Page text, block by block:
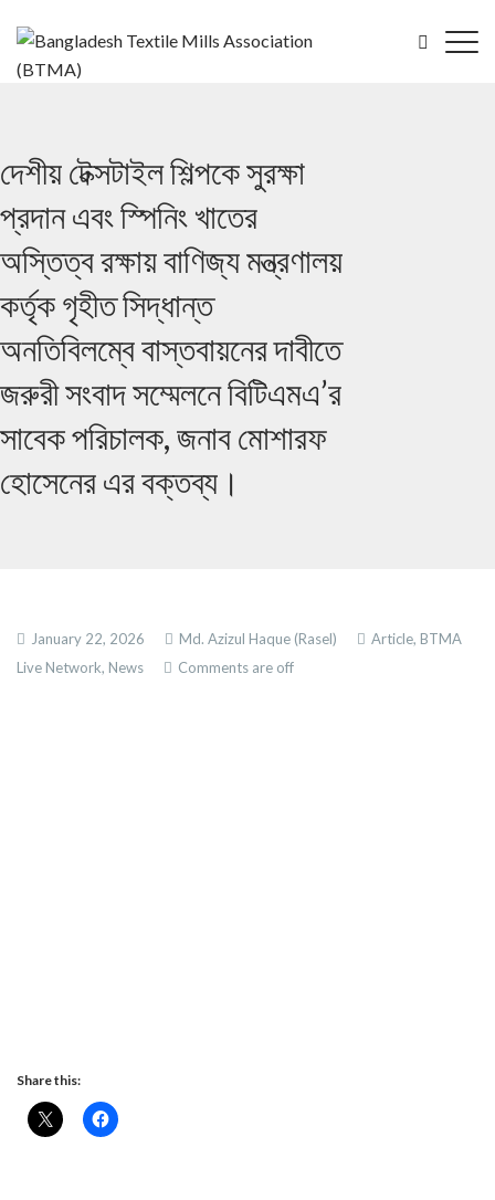
দেশীয় টেক্সটাইল শিল্পকে সুরক্ষা
প্রদান এবং স্পিনিং খাতের
অস্তিত্ব রক্ষায় বাণিজ্য মন্ত্রণালয়
কর্তৃক গৃহীত সিদ্ধান্ত
অনতিবিলম্বে বাস্তবায়নের দাবীতে
জরুরী সংবাদ সম্মেলনে বিটিএমএ’র
সাবেক পরিচালক, জনাব মোশারফ
হোসেনের এর বক্তব্য।
January 22, 2026 Md. Azizul Haque (Rasel) Article, BTMA
Live Network, News Comments are off
Share this: